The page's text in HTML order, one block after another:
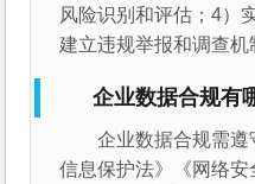
风险识别和评估；4）
建立违规举报和调查机
企业数据合规有
企业数据合规需遵
信息保护法》《网络